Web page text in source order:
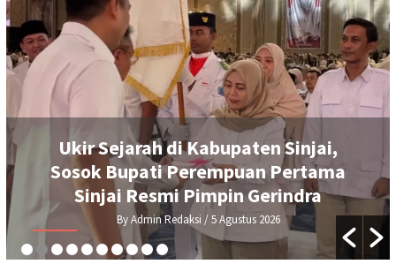
Ukir Sejarah di Kabupaten Sinjai,
Sosok Bupati Perempuan Pertama
Sinjai Resmi Pimpin Gerindra
By Admin Redaksi / 5 Agustus 2026